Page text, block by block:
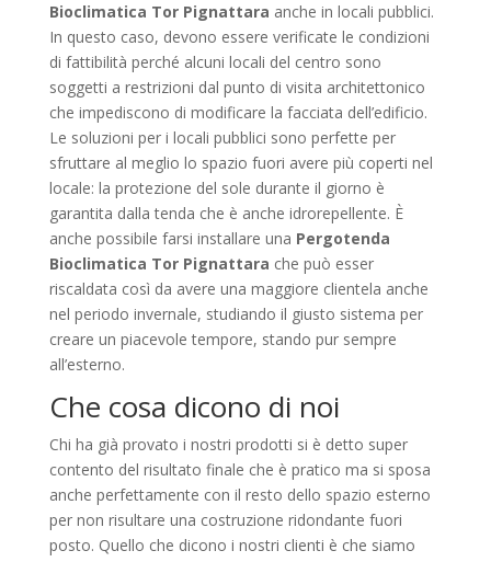
Bioclimatica Tor Pignattara anche in locali pubblici.
In questo caso, devono essere verificate le condizioni
di fattibilità perché alcuni locali del centro sono
soggetti a restrizioni dal punto di visita architettonico
che impediscono di modificare la facciata dell’edificio.
Le soluzioni per i locali pubblici sono perfette per
sfruttare al meglio lo spazio fuori avere più coperti nel
locale: la protezione del sole durante il giorno è
garantita dalla tenda che è anche idrorepellente. È
anche possibile farsi installare una Pergotenda
Bioclimatica Tor Pignattara che può esser
riscaldata così da avere una maggiore clientela anche
nel periodo invernale, studiando il giusto sistema per
creare un piacevole tempore, stando pur sempre
all’esterno.
Che cosa dicono di noi
Chi ha già provato i nostri prodotti si è detto super
contento del risultato finale che è pratico ma si sposa
anche perfettamente con il resto dello spazio esterno
per non risultare una costruzione ridondante fuori
posto. Quello che dicono i nostri clienti è che siamo